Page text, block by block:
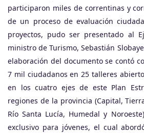
participaron miles de correntinas y
de un proceso de evaluación
proyectos, pudo ser presentado al
ministro de Turismo, Sebastián
elaboración del documento se contó
7 mil ciudadanos en 25 talleres
en los cuatro ejes de este Plan
regiones de la provincia (Capital,
Río Santa Lucía, Humedal y
exclusivo para jóvenes, el cual